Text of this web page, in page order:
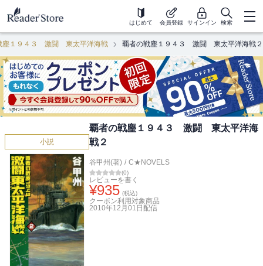
はじめて 会員登録 サインイン 検索
塵１９４３ 激闘 東太平洋海戦 覇者の戦塵１９４３ 激闘 東太平洋海戦２
小説
覇者の戦塵１９４３ 激闘 東太平洋海
戦２
谷甲州(著) / C★NOVELS
(0)
レビューを書く
¥935 (税込)
クーポン利用対象商品
2010年12月01日 配信